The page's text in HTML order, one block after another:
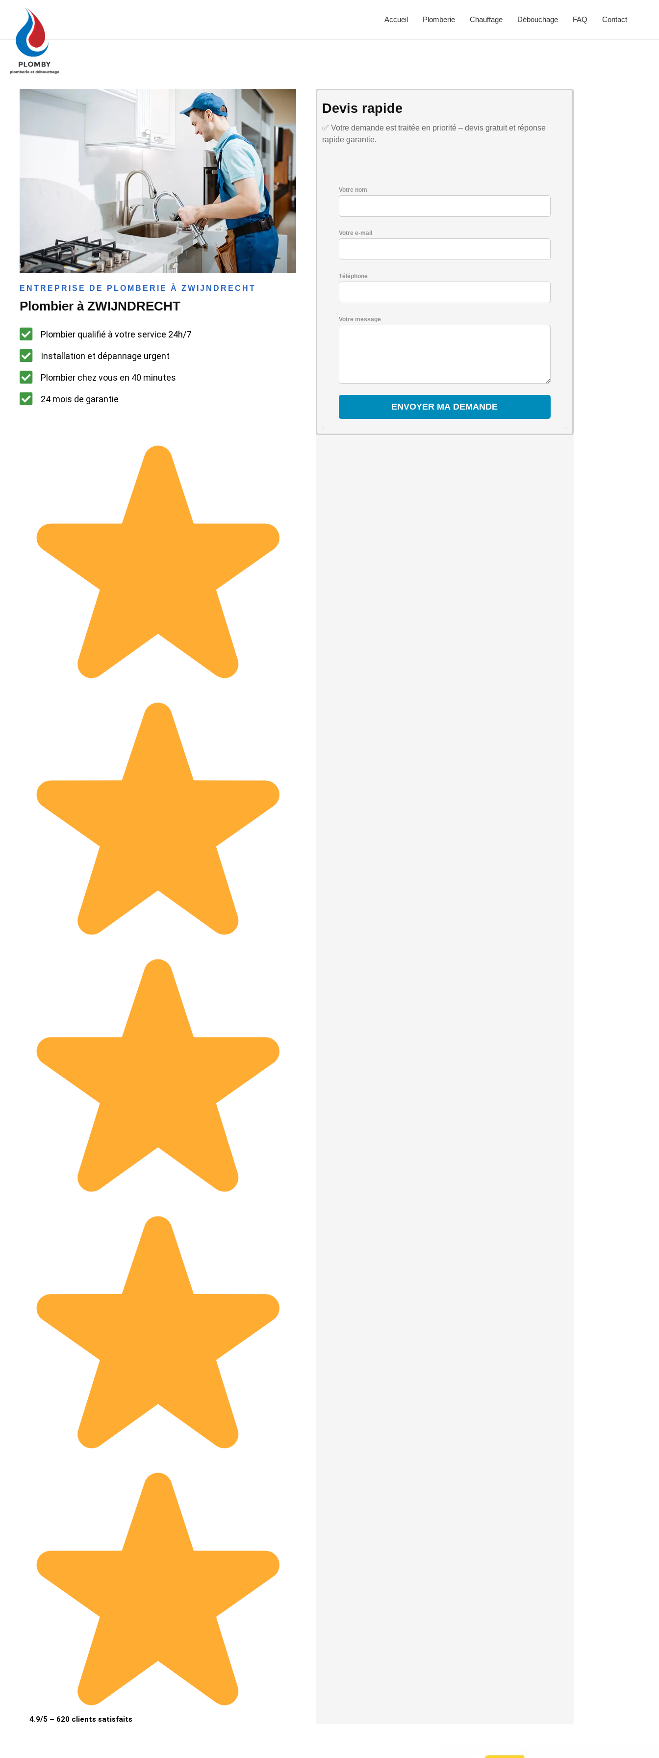
Accueil Plomberie Chauffage Débouchage FAQ Contact
ENTREPRISE DE PLOMBERIE À ZWIJNDRECHT
Plombier à ZWIJNDRECHT
Plombier qualifié à votre service 24h/7
Installation et dépannage urgent
Plombier chez vous en 40 minutes
24 mois de garantie
4.9/5 – 620 clients satisfaits
Devis rapide
✅ Votre demande est traitée en priorité – devis gratuit et réponse
rapide garantie.
Votre nom
Votre e-mail
Téléphone
Votre message